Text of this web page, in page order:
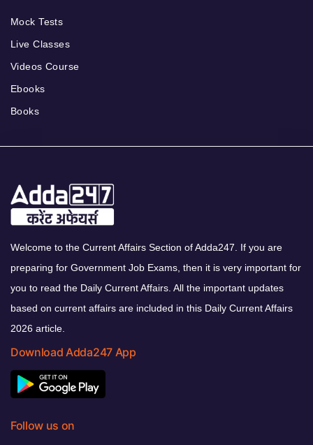
Mock Tests
Live Classes
Videos Course
Ebooks
Books
Welcome to the Current Affairs Section of Adda247. If you are
preparing for Government Job Exams, then it is very important for
you to read the Daily Current Affairs. All the important updates
based on current affairs are included in this Daily Current Affairs
2026 article.
Download Adda247 App
Follow us on